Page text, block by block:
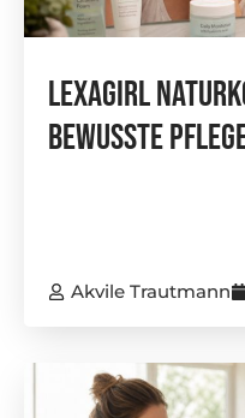
Lexagirl
Bewusste
Akvile Trautmann